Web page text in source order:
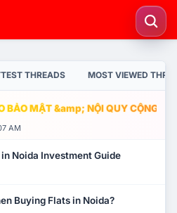
THREADS MOST VIEWED
BẢO MẬT &amp; NỘI QUY CỘNG
AM
Noida Investment Guide
Buying Flats in Noida?